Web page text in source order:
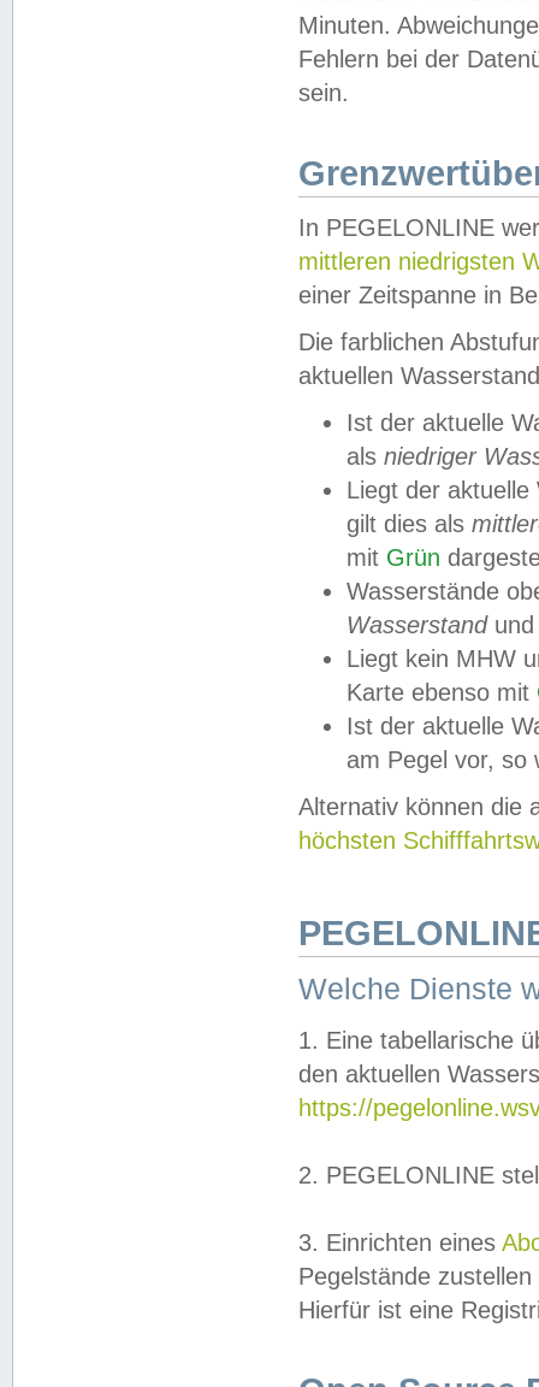
Minuten.
Fehlern bei der
sein.
In PEGELONLINE
mittleren niedrigsten
einer Zeitspanne in
Die farblichen
aktuellen
Ist der aktuelle
als niedriger
Liegt der
gilt dies als
mit Grün
Wasserstände
Wasserstandund
Liegt kein MHW
Karte ebenso mit
Ist der aktuelle
am Pegel vor,
Alternativ können die
höchsten
Welche Dienste
1. Eine tabellarische
den aktuellen
https://
2. PEGELONLINE
3. Einrichten eines
Pegelstände
Hierfür ist eine